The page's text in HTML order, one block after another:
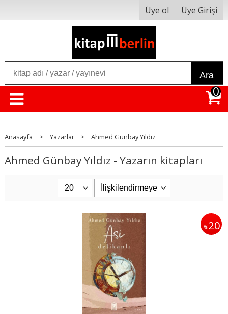
Üye ol Üye Girişi
Ara
0
Anasayfa > Yazarlar > Ahmed Günbay Yıldız
Ahmed Günbay Yıldız - Yazarın kitapları
%20